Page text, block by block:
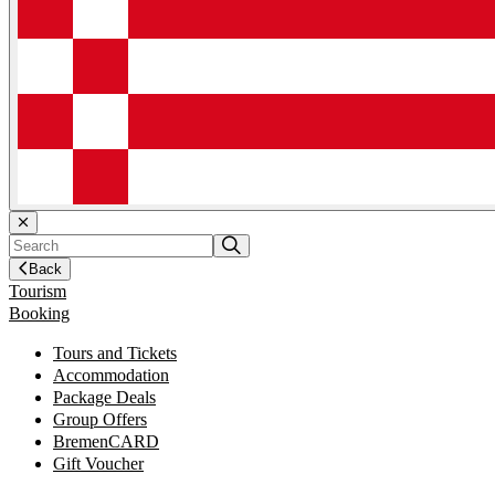
Back
Tourism
Booking
Tours and Tickets
Accommodation
Package Deals
Group Offers
BremenCARD
Gift Voucher